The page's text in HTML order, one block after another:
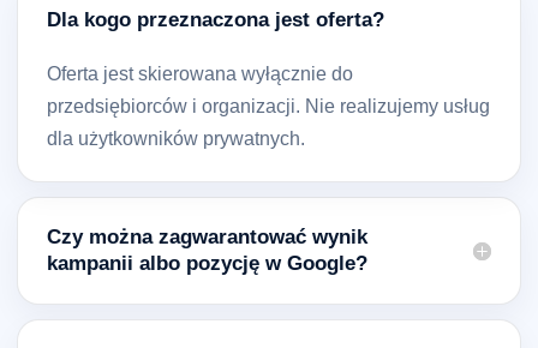
Dla kogo przeznaczona jest oferta?
Oferta jest skierowana wyłącznie do
przedsiębiorców i organizacji. Nie realizujemy usług
dla użytkowników prywatnych.
Czy można zagwarantować wynik
kampanii albo pozycję w Google?